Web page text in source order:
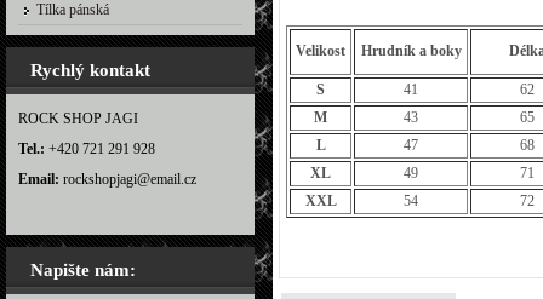
Tílka pánská
Rychlý kontakt
ROCK SHOP JAGI
Tel.: +420 721 291 928
Email: rockshopjagi@email.cz
Napište nám:
Velikost Hrudník a boky
S 41
62
M
43
65
L
47
68
XL
49
71
XXL
54 72